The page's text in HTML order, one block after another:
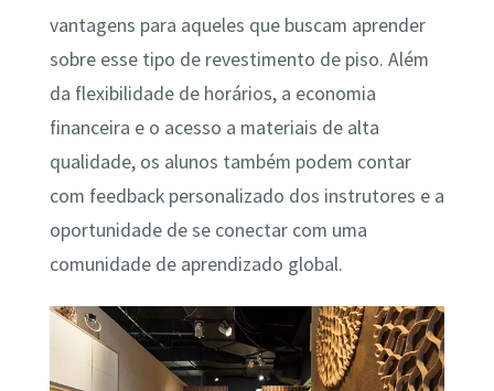
vantagens para aqueles que buscam aprender
sobre esse tipo de revestimento de piso. Além
da flexibilidade de horários, a economia
financeira e o acesso a materiais de alta
qualidade, os alunos também podem contar
com feedback personalizado dos instrutores e a
oportunidade de se conectar com uma
comunidade de aprendizado global.